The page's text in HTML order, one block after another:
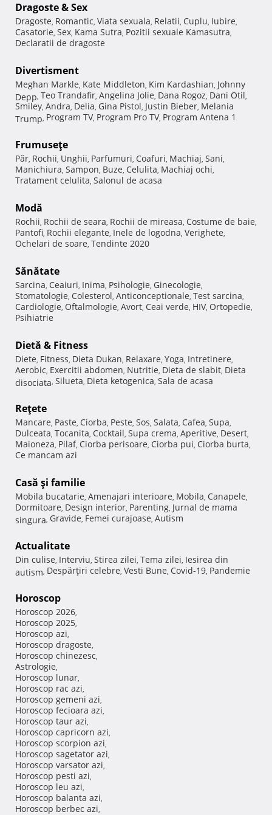
Dragoste & Sex
Dragoste, Romantic, Viata sexuala, Relatii, Cuplu, Iubire,
Casatorie, Sex, Kama Sutra, Pozitii sexuale Kamasutra,
Declaratii de dragoste
Divertisment
Meghan Markle, Kate Middleton, Kim Kardashian, Johnny
Depp, Teo Trandafir, Angelina Jolie, Dana Rogoz, Dani Otil,
Smiley, Andra, Delia, Gina Pistol, Justin Bieber, Melania
Trump, Program TV, Program Pro TV, Program Antena 1
Frumuseţe
Păr, Rochii, Unghii, Parfumuri, Coafuri, Machiaj, Sani,
Manichiura, Sampon, Buze, Celulita, Machiaj ochi,
Tratament celulita, Salonul de acasa
Modă
Rochii, Rochii de seara, Rochii de mireasa, Costume de baie,
Pantofi, Rochii elegante, Inele de logodna, Verighete,
Ochelari de soare, Tendinte 2020
Sănătate
Sarcina, Ceaiuri, Inima, Psihologie, Ginecologie,
Stomatologie, Colesterol, Anticonceptionale, Test sarcina,
Cardiologie, Oftalmologie, Avort, Ceai verde, HIV, Ortopedie,
Psihiatrie
Dietă & Fitness
Diete, Fitness, Dieta Dukan, Relaxare, Yoga, Intretinere,
Aerobic, Exercitii abdomen, Nutritie, Dieta de slabit, Dieta
disociata, Silueta, Dieta ketogenica, Sala de acasa
Reţete
Mancare, Paste, Ciorba, Peste, Sos, Salata, Cafea, Supa,
Dulceata, Tocanita, Cocktail, Supa crema, Aperitive, Desert,
Maioneza, Pilaf, Ciorba perisoare, Ciorba pui, Ciorba burta,
Ce mancam azi
Casă şi familie
Mobila bucatarie, Amenajari interioare, Mobila, Canapele,
Dormitoare, Design interior, Parenting, Jurnal de mama
singura, Gravide, Femei curajoase, Autism
Actualitate
Din culise, Interviu, Stirea zilei, Tema zilei, Iesirea din
autism, Despărţiri celebre, Vesti Bune, Covid-19, Pandemie
Horoscop
Horoscop 2026,
Horoscop 2025,
Horoscop azi,
Horoscop dragoste,
Horoscop chinezesc,
Astrologie,
Horoscop lunar,
Horoscop rac azi,
Horoscop gemeni azi,
Horoscop fecioara azi,
Horoscop taur azi,
Horoscop capricorn azi,
Horoscop scorpion azi,
Horoscop sagetator azi,
Horoscop varsator azi,
Horoscop pesti azi,
Horoscop leu azi,
Horoscop balanta azi,
Horoscop berbec azi,